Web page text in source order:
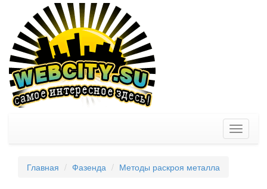
Toggle
Главная Фазенда Методы раскроя металла